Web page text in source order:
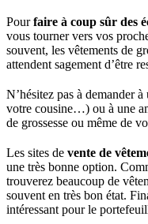
Pourfaire à coup sûr des
vous tourner vers vos
souvent, les vêtements de
attendent sagement d’être
N’hésitez pas à demander
votre cousine…) ou à une
de grossesse ou même de
Les sites de vente de
une très bonne option.
trouverez beaucoup de
souvent en très bon état.
intéressant pour le